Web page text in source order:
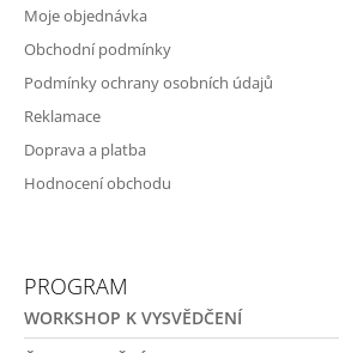
Moje objednávka
Obchodní podmínky
Podmínky ochrany osobních údajů
Reklamace
Doprava a platba
Hodnocení obchodu
PROGRAM
WORKSHOP K VYSVĚDČENÍ